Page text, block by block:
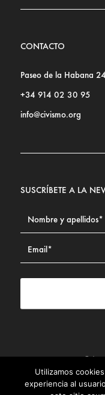
CONTACTO
Paseo de la Habana
+34 914 02 30 95
info@civismo.org
SUSCRÍBETE A LA
Contacto|Aviso
Utilizamos
experiencia al